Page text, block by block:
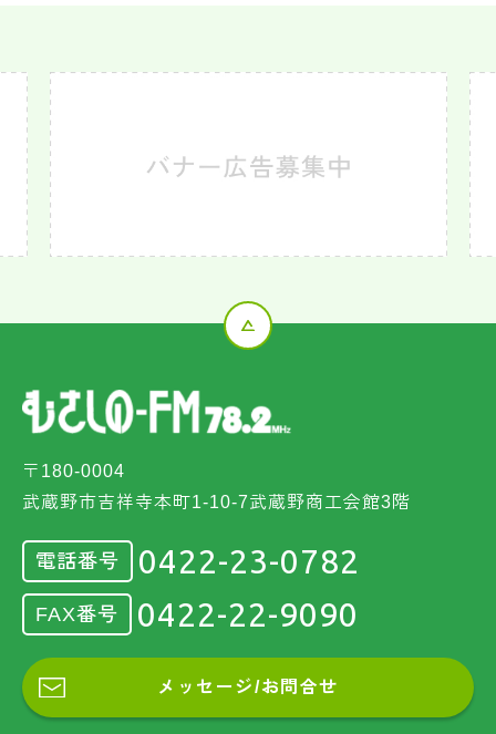
〒180-0004
武蔵野市吉祥寺本町1-10-7武蔵野商工会館3階
電話番号 0422-23-0782
FAX番号 0422-22-9090
メッセージ/お問合せ